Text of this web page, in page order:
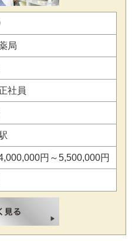
局
社員
円～5,500,000円